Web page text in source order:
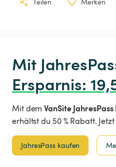
Teilen Merken
Ersparnis:
Mit demVanSite JahresPass
erhältst du 50 % Rabatt.
JahresPass kaufen